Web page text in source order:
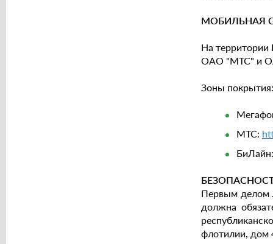
МОБИЛЬНАЯ
На территории
ОАО "МТС" и
Зоны покрытия:
МТС:
Первым делом
должна
флотилии, дом